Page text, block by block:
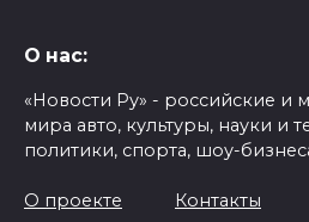
О нас:
«Новости Ру» - российские и
мира авто, культуры, науки и
политики, спорта, шоу-
О проекте Контакты